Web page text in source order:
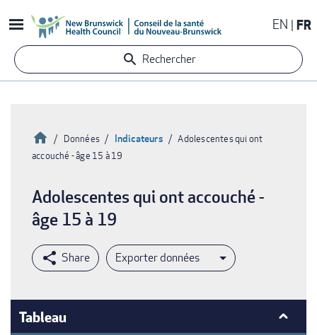
au
contenu
principal
EN FR
Rechercher
d'Ariane
Accueil
Données Indicateurs
Adolescentes qui ont
accouché - âge 15 à 19
Adolescentes qui ont accouché -
âge 15 à 19
Exporter données
Tableau